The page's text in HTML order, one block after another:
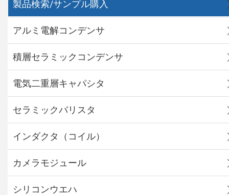
製品検索/サンプル購入
アルミ電解コンデンサ
積層セラミックコンデンサ
電気二重層キャパシタ
セラミックバリスタ
インダクタ（コイル）
カメラモジュール
シリコンウエハ